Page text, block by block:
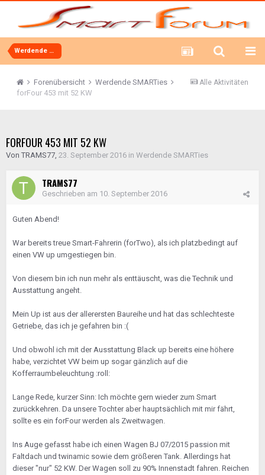
Werdende SMARTies
Alle Aktivitäten
Forenübersicht
Werdende SMARTies
forFour 453 mit 52 KW
FORFOUR 453 MIT 52 KW
Von TRAMS77, 23. September 2016 in Werdende SMARTies
TRAMS77
Geschrieben am 10. September 2016
Guten Abend!
War bereits treue Smart-Fahrerin (forTwo), als ich platzbedingt auf
einen VW up umgestiegen bin.
Von diesem bin ich nun mehr als enttäuscht, was die Technik und
Ausstattung angeht.
Mein Up ist aus der allerersten Baureihe und hat das schlechteste
Getriebe, das ich je gefahren bin :(
Und obwohl ich mit der Ausstattung Black up bereits eine höhere
habe, verzichtet VW beim up sogar gänzlich auf die
Kofferraumbeleuchtung :roll:
Lange Rede, kurzer Sinn: Ich möchte gern wieder zum Smart
zurückkehren. Da unsere Tochter aber hauptsächlich mit mir fährt,
sollte es ein forFour werden als Zweitwagen.
Ins Auge gefasst habe ich einen Wagen BJ 07/2015 passion mit
Faltdach und twinamic sowie dem größeren Tank. Allerdings hat
dieser "nur" 52 KW. Der Wagen soll zu 90% Innenstadt fahren. Reichen